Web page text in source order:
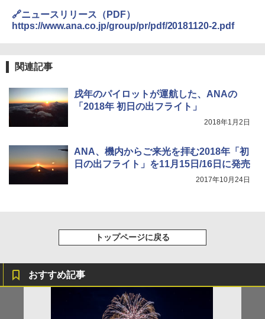
熊撃退スプレー 熊よけスプレー 熊スプレー
【日本企業販売】超強力クマ対策スプレー 30
送
着替えテント トイレテント 透けない【換気
通気窓付き】収納袋付き UVカット 防水 防災
コンパクト iimono117 (ブルー)
🔗ニュースリリース（PDF）
https://www.ana.co.jp/group/pr/pdf/20181120-2.pdf
関連記事
戌年のパイロットが運航した、ANAの
「2018年 初日の出フライト」
2018年1月2日
ANA、機内からご来光を拝む2018年「初
日の出フライト」を11月15日/16日に発売
2017年10月24日
トップページに戻る
おすすめ記事